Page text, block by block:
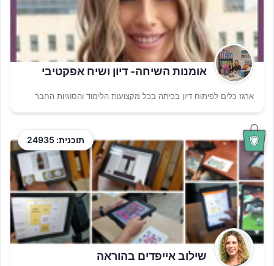
אומנות השיחה- דיון ושיח אפקטיבי
ארגז כלים לפיתוח דיון בכיתה בכל מקצועות הלימוד והסוגיות החבר
תוכנית: 24935
שילוב אייפדים בהוראה